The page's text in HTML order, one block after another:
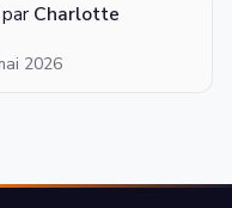
Charlotte
2026